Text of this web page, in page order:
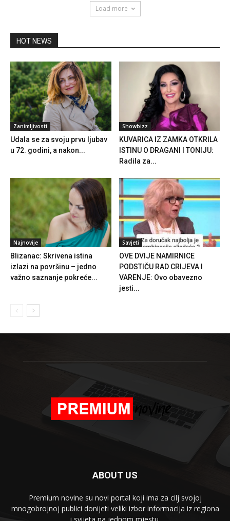
Load more
HOT NEWS
Zanimljivosti
Udala se za svoju prvu ljubav
u 72. godini, a nakon...
Showbizz
KUVARICA IZ ZAMKA OTKRILA
ISTINU O DRAGANI I TONIJU:
Radila za...
Najnovije
Blizanac: Skrivena istina
izlazi na površinu – jedno
važno saznanje pokreće...
Savjeti
OVE DVIJE NAMIRNICE
PODSTIČU RAD CRIJEVA I
VARENJE: Ovo obavezno
jesti...
ABOUT US
Premium novine su novi portal koji ima za cilj svojoj
mnogobrojnoj publici donijeti veliki izbor informacija iz regiona